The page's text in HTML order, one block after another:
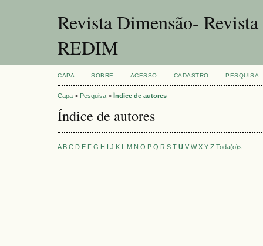
Revista Dimensão-
REDIM
CAPA SOBRE ACESSO CADASTRO PESQUISA
Capa > Pesquisa > Índice de autores
Índice de autores
A B C D E F G H I J K L M N O P Q R S T U V W X Y Z Toda(o)s